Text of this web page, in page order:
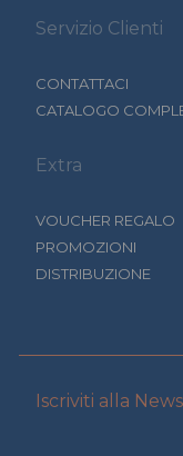
Servizio Clienti
CONTATTACI
CATALOGO
Extra
VOUCHER REGALO
PROMOZIONI
DISTRIBUZIONE
Iscriviti alla